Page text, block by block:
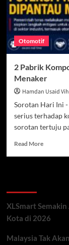
Otomotif
2 Pabrik
Menaker
Hamdan Usaid
Sorotan Hari Ini
serius terhadap
sorotan tertuju
Read MoreRead
Potensi
PHK
Menaker
XLSmart
Kota di 2026
Malaysia Tak